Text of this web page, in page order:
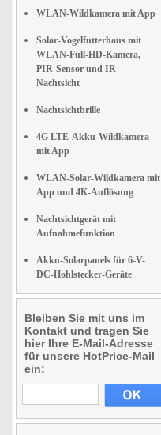
WLAN-Wildkamera mit App
Solar-Vogelfutterhaus mit
WLAN-Full-HD-Kamera,
PIR-Sensor und IR-
Nachtsicht
Nachtsichtbrille
4G LTE-Akku-Wildkamera
mit App
WLAN-Solar-Wildkamera mit
App und 4K-Auflösung
Nachtsichtgerät mit
Aufnahmefunktion
Akku-Solarpanels für 6-V-
DC-Hohlstecker-Geräte
Bleiben Sie mit uns im
Kontakt und tragen Sie
hier Ihre E-Mail-Adresse
für unsere HotPrice-Mail
ein: